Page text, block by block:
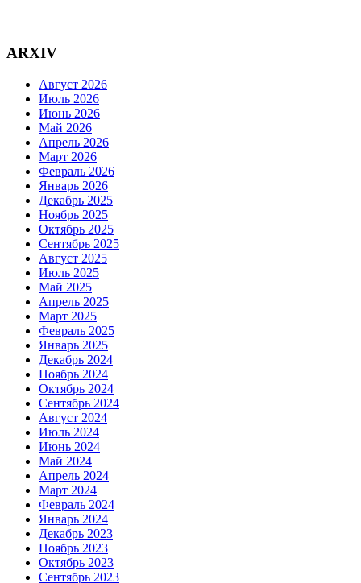
ARXIV
Август 2026
Июль 2026
Июнь 2026
Май 2026
Апрель 2026
Март 2026
Февраль 2026
Январь 2026
Декабрь 2025
Ноябрь 2025
Октябрь 2025
Сентябрь 2025
Август 2025
Июль 2025
Май 2025
Апрель 2025
Март 2025
Февраль 2025
Январь 2025
Декабрь 2024
Ноябрь 2024
Октябрь 2024
Сентябрь 2024
Август 2024
Июль 2024
Июнь 2024
Май 2024
Апрель 2024
Март 2024
Февраль 2024
Январь 2024
Декабрь 2023
Ноябрь 2023
Октябрь 2023
Сентябрь 2023